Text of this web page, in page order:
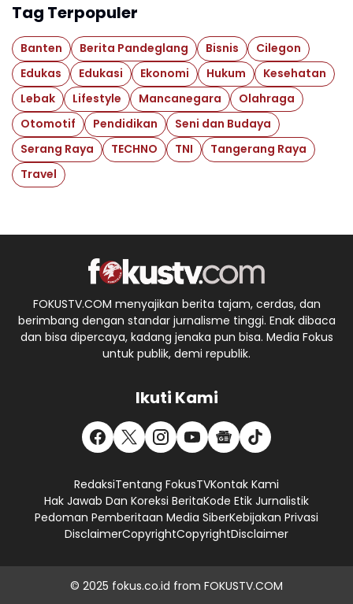
Tag Terpopuler
Banten Berita Pandeglang Bisnis
Cilegon
Edukas
Edukasi Ekonomi Hukum
Kesehatan
Lebak
Lifestyle Mancanegara
Olahraga
Otomotif
Pendidikan
Seni dan Budaya
Serang Raya
TECHNO TNI
Tangerang Raya
Travel
FOKUSTV.COM menyajikan berita tajam, cerdas, dan
berimbang dengan standar jurnalisme tinggi. Enak dibaca
dan bisa dipercaya, kadang jenaka pun bisa. Media Fokus
untuk publik, demi republik.
Ikuti Kami
RedaksiTentang FokusTVKontak Kami
Hak Jawab Dan Koreksi BeritaKode Etik Jurnalistik
Pedoman Pemberitaan Media SiberKebijakan Privasi
DisclaimerCopyrightCopyrightDisclaimer
© 2025 fokus.co.id from FOKUSTV.COM